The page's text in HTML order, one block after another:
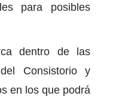
para posibles
dentro de las
Consistorio y
en los que podrá